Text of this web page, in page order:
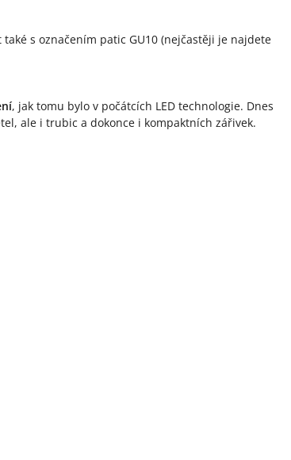
také s označením patic GU10 (nejčastěji je najdete
, jak tomu bylo v počátcích LED technologie. Dnes
ale i trubic a dokonce i kompaktních zářivek.